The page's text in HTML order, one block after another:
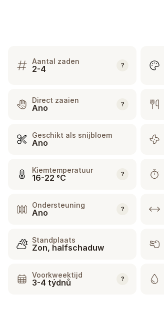
Aantal zaden
2-4 ?
Direct zaaien
Ano ?
Geschikt als snijbloem
Ano
Kiemtemperatuur
16-22 °C ?
Ondersteuning
Ano ?
Standplaats
Zon, halfschaduw
Voorkweektijd
3-4 týdnů ?